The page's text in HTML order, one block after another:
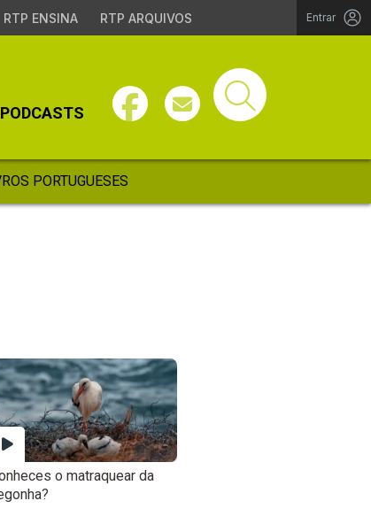
RTP ENSINA RTP ARQUIVOS Entrar
PODCASTS
PORTUGUESES
o matraquear da